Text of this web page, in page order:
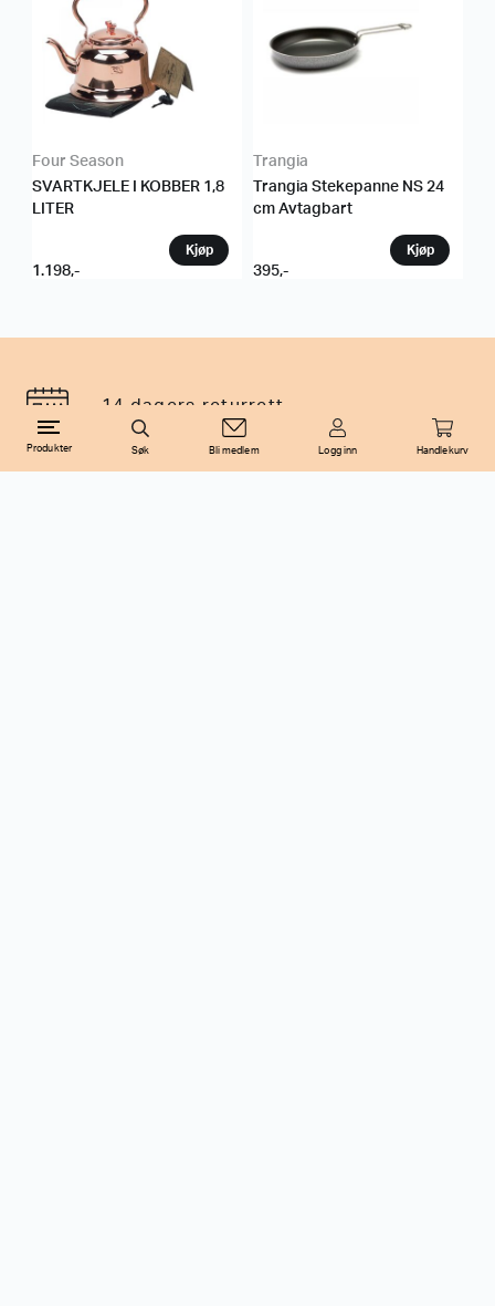
Four Season
SVARTKJELE I KOBBER 1,8
LITER
1.198,-
Trangia
Trangia Stekepanne NS 24
cm Avtagbart
395,-
14 dagers returrett
Produkter Søk Bli medlem Logg inn Handlekurv